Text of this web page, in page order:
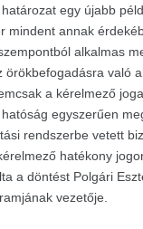
egy újabb
mindent annak
alkalmas
örökbefogadásra való
a kérelmező
egyszerűen
rendszerbe vetett
hatékony
a döntést Polgári
vezetője.